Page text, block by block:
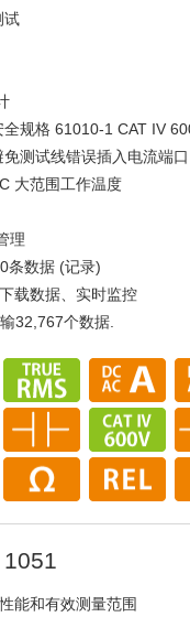
试
全规格 61010-1 CAT IV
免测试线错误插入电流端口
大范围工作温度
理
条数据 (记录)
载数据、实时监控
32,767个数据.
能和有效测量范围